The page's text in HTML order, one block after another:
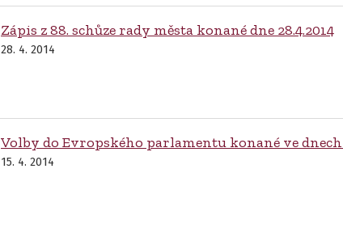
Zápis z 88. schůze rady města konané dne 28.4.2014
28. 4. 2014
Volby do Evropského parlamentu konané ve dnech
15. 4. 2014